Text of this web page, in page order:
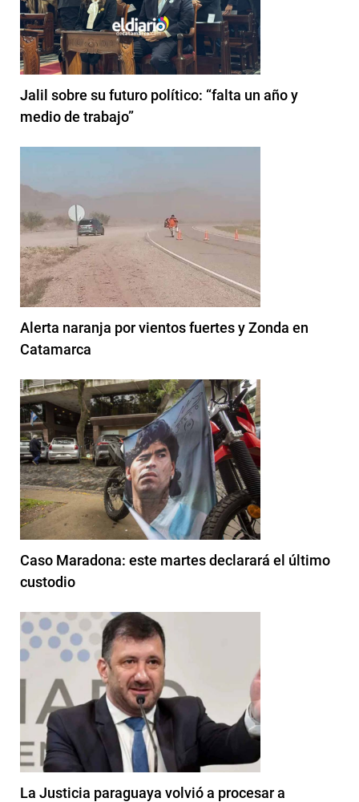
Jalil sobre su futuro político: “falta un año y
medio de trabajo”
Alerta naranja por vientos fuertes y Zonda en
Catamarca
Caso Maradona: este martes declarará el último
custodio
La Justicia paraguaya volvió a procesar a